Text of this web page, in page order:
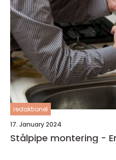
redaktionel
17. January 2024
Stålpipe montering -